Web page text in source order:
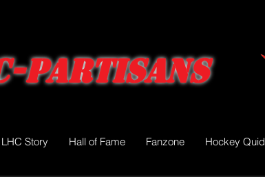
Partisans
LHC Story Hall of Fame Fanzone Hockey Quid